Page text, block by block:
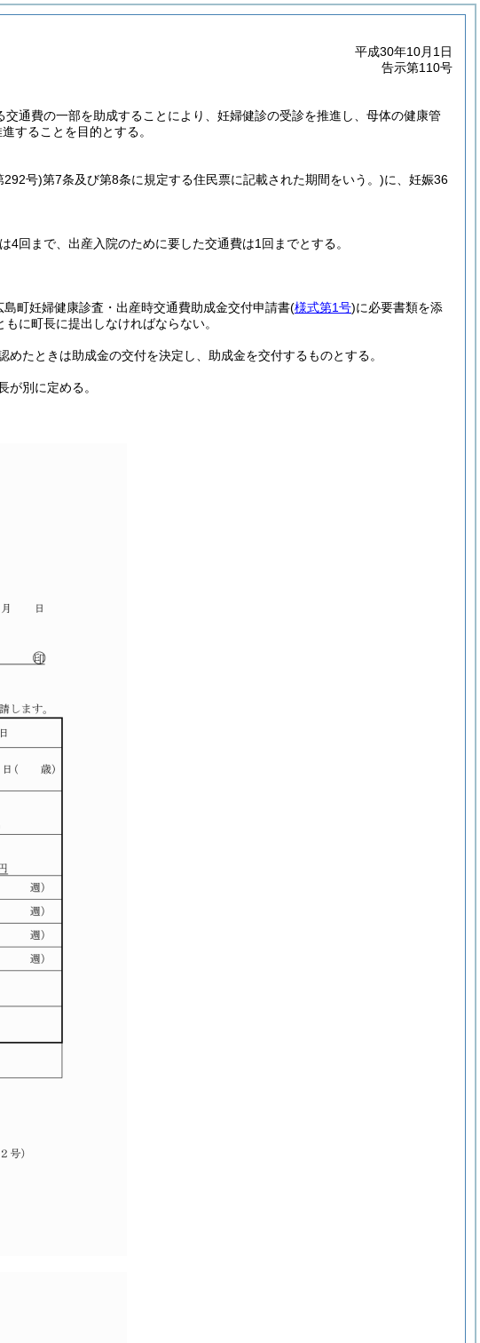
平成30年10月1日
告示第110号
交通費の一部を助成することにより、妊婦健診の受診を推進し、母体の健康管
することを目的とする。
292号)第7条及び第8条に規定する住民票に記載された期間をいう。)に、妊娠36
回まで、出産入院のために要した交通費は1回までとする。
町妊婦健康診査・出産時交通費助成金交付申請書(様式第1号)に必要書類を添
もに町長に提出しなければならない。
たときは助成金の交付を決定し、助成金を交付するものとする。
が別に定める。